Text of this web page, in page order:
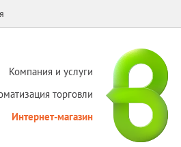
Компания и услуги
торговли
Интернет-магазин